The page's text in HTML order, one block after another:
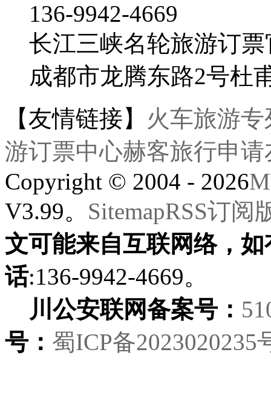
136-9942-4669
长江三峡名轮旅游订
成都市龙腾东路2号杜
【友情链接】 火车旅游专
游订票中心赫客旅行申请
Copyright © 2004 - 2026
V3.99。 SitemapRSS订阅
文可能来自互联网络，
话:136-9942-4669。
川公安联网备案号：
号： 蜀ICP备2023020235